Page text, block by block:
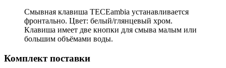
Смывная клавиша ТЕСЕambia устанавливается
фронтально. Цвет: белый/глянцевый хром.
Клавиша имеет две кнопки для смыва малым или
большим объёмами воды.
Комплект поставки